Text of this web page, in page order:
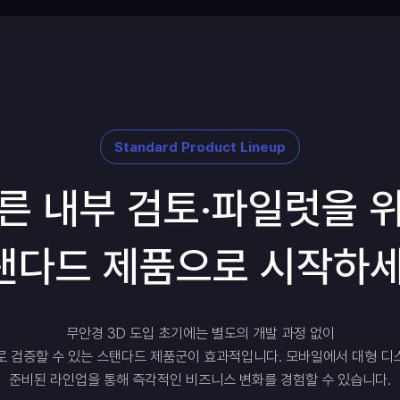
Standard Product Lineup
내부 검토·파일럿을
다드 제품으로 시작하
무안경 3D 도입 초기에는 별도의 개발 과정 없이
검증할 수 있는 스탠다드 제품군이 효과적입니다. 모바일에서 대형 디
준비된 라인업을 통해 즉각적인 비즈니스 변화를 경험할 수 있습니다.